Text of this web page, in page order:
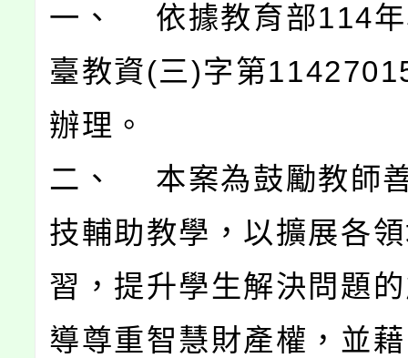
一、 依據教育部114年
臺教資(三)字第
辦理。
二、 本案為鼓勵教師
技輔助教學，以擴展各
習，提升學生解決問題
導尊重智慧財產權，並